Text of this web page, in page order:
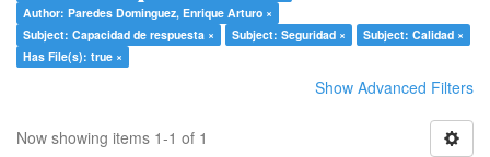
Author: Paredes Dominguez, Enrique Arturo ×
Subject: Capacidad de respuesta ×
Subject: Seguridad ×
Subject: Calidad ×
Has File(s): true ×
Show Advanced Filters
Now showing items 1-1 of 1